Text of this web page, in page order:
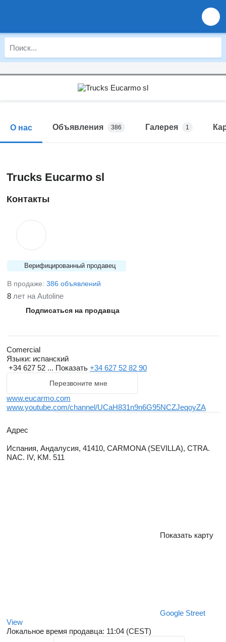
О нас Объявления 386 Галерея 1
Trucks Eucarmo sl
Контакты
Верифицированный продавец
В продаже: 386 объявлений
8 лет на Autoline
Подписаться на продавца
Comercial
Языки: испанский
+34 627 52 ... Показать +34 627 52 82 90
Перезвоните мне
www.eucarmo.com
www.youtube.com/channel/UCaH831n9n6G95NCZJeqoyZA
Адрес
Испания, Андалусия, 41410, CARMONA (SEVILLA), CTRA.
NAC. IV, KM. 511
Показать карту
Google Street
View
Локальное время продавца: 11:04 (CEST)